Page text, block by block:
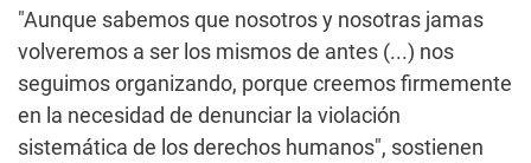
"Aunque sabemos que nosotros y nosotras jamas
volveremos a ser los mismos de antes (...) nos
seguimos organizando, porque creemos firmemente
en la necesidad de denunciar la violación
sistemática de los derechos humanos", sostienen